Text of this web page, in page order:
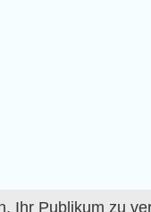
Publikum zu